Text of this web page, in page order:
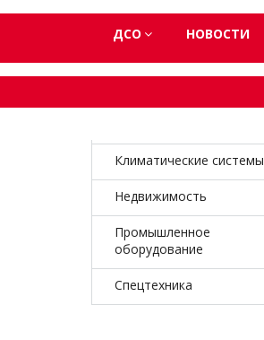
ДСО НОВОСТИ
Климатические системы
Недвижимость
Промышленное
оборудование
Спецтехника